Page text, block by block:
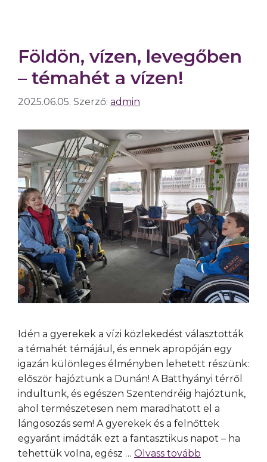
Földön, vízen, levegőben
– témahét a vízen!
2025.06.05. Szerző: admin
Idén a gyerekek a vízi közlekedést választották
a témahét témájául, és ennek apropóján egy
igazán különleges élményben lehetett részünk:
először hajóztunk a Dunán! A Batthyányi térről
indultunk, és egészen Szentendréig hajóztunk,
ahol természetesen nem maradhatott el a
lángosozás sem! A gyerekek és a felnőttek
egyaránt imádták ezt a fantasztikus napot – ha
tehettük volna, egész … Olvass tovább